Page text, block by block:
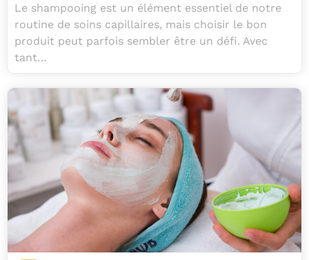
Le shampooing est un élément essentiel de notre
routine de soins capillaires, mais choisir le bon
produit peut parfois sembler être un défi. Avec
tant…